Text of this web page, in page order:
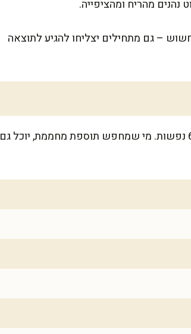
מהריח ומהציפייה.
– גם מתחילים יצליחו להגיע לתוצאה
המתכון מספיק לכ-20 קובות בגודל בינוני, מושלם לארוחת שישי משפחתית עם 6-8 נפשות. מי שמחפש תוספת מחממת, יוכל גם